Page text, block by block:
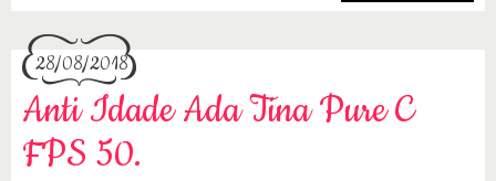
28/08/2018
Anti Idade Ada Tina Pure C
FPS 50.